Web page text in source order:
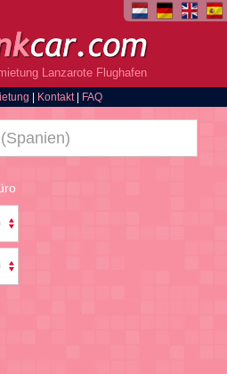
Lanzarote Flughafen
Kontakt| FAQ